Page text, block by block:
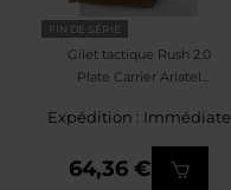
FIN DE SÉRIE
Gilet tactique Rush 2.0
Plate Carrier Ariatel
Gear - Coyote Brown
Expédition : Immédiate
64,36 €